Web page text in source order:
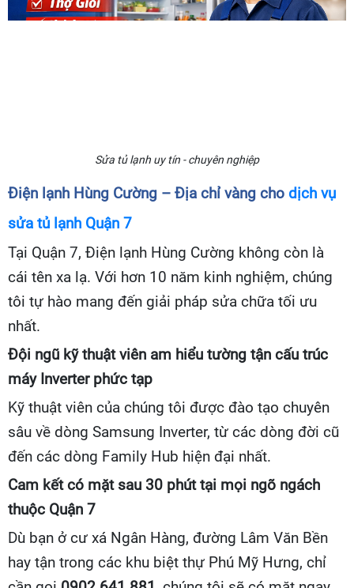
Sửa tủ lạnh uy tín - chuyên nghiệp
Điện lạnh Hùng Cường – Địa chỉ vàng cho dịch vụ
sửa tủ lạnh Quận 7
Tại Quận 7, Điện lạnh Hùng Cường không còn là
cái tên xa lạ. Với hơn 10 năm kinh nghiệm, chúng
tôi tự hào mang đến giải pháp sửa chữa tối ưu
nhất.
Đội ngũ kỹ thuật viên am hiểu tường tận cấu trúc
máy Inverter phức tạp
Kỹ thuật viên của chúng tôi được đào tạo chuyên
sâu về dòng Samsung Inverter, từ các dòng đời cũ
đến các dòng Family Hub hiện đại nhất.
Cam kết có mặt sau 30 phút tại mọi ngõ ngách
thuộc Quận 7
Dù bạn ở cư xá Ngân Hàng, đường Lâm Văn Bền
hay tận trong các khu biệt thự Phú Mỹ Hưng, chỉ